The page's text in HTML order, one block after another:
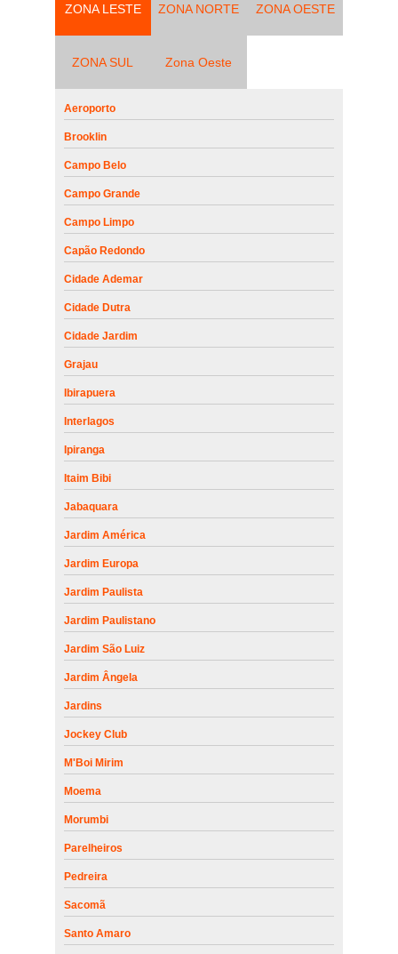
ZONA LESTE ZONA NORTE ZONA OESTE
ZONA SUL Zona Oeste
Aeroporto
Brooklin
Campo Belo
Campo Grande
Campo Limpo
Capão Redondo
Cidade Ademar
Cidade Dutra
Cidade Jardim
Grajau
Ibirapuera
Interlagos
Ipiranga
Itaim Bibi
Jabaquara
Jardim América
Jardim Europa
Jardim Paulista
Jardim Paulistano
Jardim São Luiz
Jardim Ângela
Jardins
Jockey Club
M'Boi Mirim
Moema
Morumbi
Parelheiros
Pedreira
Sacomã
Santo Amaro